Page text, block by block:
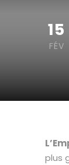
15
FÉV
plus